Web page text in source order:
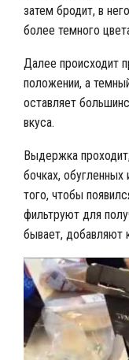
затем бродит, в
более темного
Далее происходит
положении, а
оставляет
вкуса.
Выдержка
бочках,
того, чтобы
фильтруют для
бывает, добавляют